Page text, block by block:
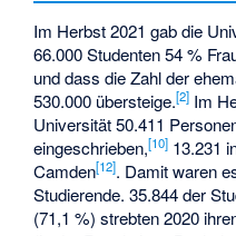
Im Herbst 2021 gab die
66.000 Studenten 54 %
und dass die Zahl der
530.000 übersteige.[2] Im
Universität 50.411
eingeschrieben,[10] 13.231
Camden[12]. Damit waren
Studierende. 35.844 der
(71,1 %) strebten 2020